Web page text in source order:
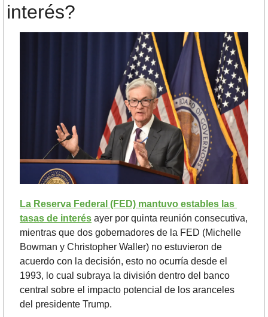
interés?
La Reserva Federal (FED) mantuvo estables las
tasas de interés ayer por quinta reunión consecutiva,
mientras que dos gobernadores de la FED (Michelle
Bowman y Christopher Waller) no estuvieron de
acuerdo con la decisión, esto no ocurría desde el
1993, lo cual subraya la división dentro del banco
central sobre el impacto potencial de los aranceles
del presidente Trump.